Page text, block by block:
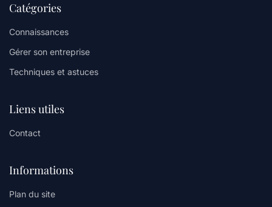
Catégories
Connaissances
Gérer son entreprise
Techniques et astuces
Liens utiles
Contact
Informations
Plan du site